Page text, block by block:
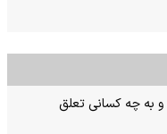
به چه کسانی تعلق